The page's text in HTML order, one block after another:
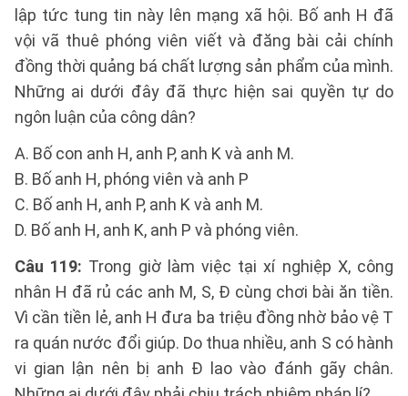
lập tức tung tin này lên mạng xã hội. Bố anh H đã
vội vã thuê phóng viên viết và đăng bài cải chính
đồng thời quảng bá chất lượng sản phẩm của mình.
Những ai dưới đây đã thực hiện sai quyền tự do
ngôn luận của công dân?
A. Bố con anh H, anh P, anh K và anh M.
B. Bố anh H, phóng viên và anh P
C. Bố anh H, anh P, anh K và anh M.
D. Bố anh H, anh K, anh P và phóng viên.
Câu 119: Trong giờ làm việc tại xí nghiệp X, công
nhân H đã rủ các anh M, S, Đ cùng chơi bài ăn tiền.
Vì cần tiền lẻ, anh H đưa ba triệu đồng nhờ bảo vệ T
ra quán nước đổi giúp. Do thua nhiều, anh S có hành
vi gian lận nên bị anh Đ lao vào đánh gãy chân.